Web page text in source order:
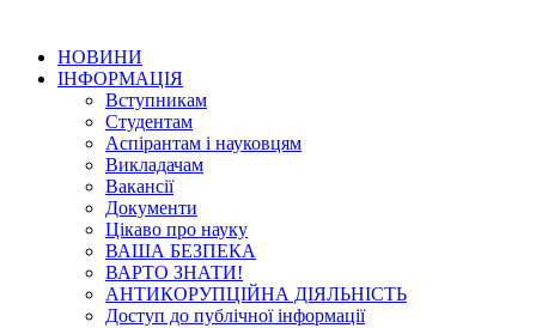
НОВИНИ
ІНФОРМАЦІЯ
Вступникам
Студентам
Аспірантам і науковцям
Викладачам
Вакансії
Документи
Цікаво про науку
ВАША БЕЗПЕКА
ВАРТО ЗНАТИ!
АНТИКОРУПЦІЙНА ДІЯЛЬНІСТЬ
Доступ до публічної інформації